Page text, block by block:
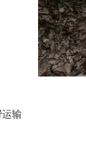
运输